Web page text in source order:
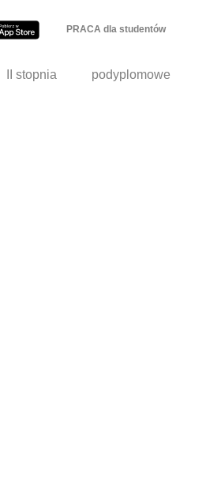
PRACA dla studentów
II stopnia podyplomowe